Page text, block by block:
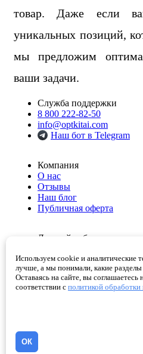
товар. Даже если
уникальных позиций,
мы предложим
ваши задачи.
Служба поддержки
8 800 222-82-50
info@optkitai.com
Наш бот в Telegram
Компания
О нас
Отзывы
Наш блог
Публичная оферта
Личный кабинет
Избранное
Корзина
Проверенные
Написать директору
Используем cookie и аналитические
лучше, а мы понимали, какие
Оставаясь на сайте, вы
соответствии с политикой
ОК